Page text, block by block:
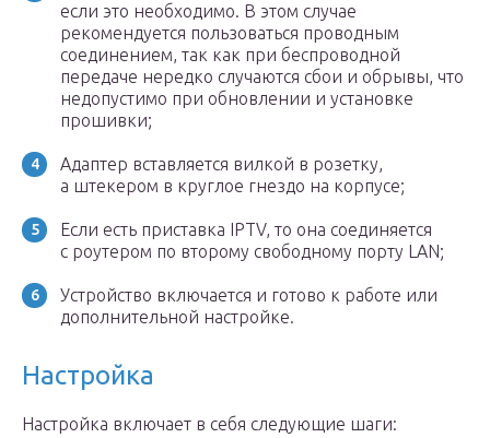
если это необходимо. В этом случае
рекомендуется пользоваться проводным
соединением, так как при беспроводной
передаче нередко случаются сбои и обрывы, что
недопустимо при обновлении и установке
прошивки;
Адаптер вставляется вилкой в розетку,
а штекером в круглое гнездо на корпусе;
Если есть приставка IPTV, то она соединяется
с роутером по второму свободному порту LAN;
Устройство включается и готово к работе или
дополнительной настройке.
Настройка
Настройка включает в себя следующие шаги: